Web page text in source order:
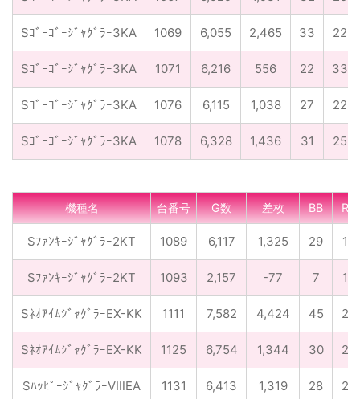
Sｺﾞｰｺﾞｰｼﾞｬｸﾞﾗｰ3KA 1069 6,055 2,465 33 22
Sｺﾞｰｺﾞｰｼﾞｬｸﾞﾗｰ3KA 1071 6,216 556 22 33
Sｺﾞｰｺﾞｰｼﾞｬｸﾞﾗｰ3KA 1076 6,115 1,038 27 22
Sｺﾞｰｺﾞｰｼﾞｬｸﾞﾗｰ3KA 1078 6,328 1,436 31 25
機種名 台番号 G数 差枚 BB RB
Sﾌｧﾝｷｰｼﾞｬｸﾞﾗｰ2KT 1089 6,117 1,325 29 16
Sﾌｧﾝｷｰｼﾞｬｸﾞﾗｰ2KT 1093 2,157 -77 7 10
SﾈｵｱｲﾑｼﾞｬｸﾞﾗｰEX-KK 1111 7,582 4,424 45 22
SﾈｵｱｲﾑｼﾞｬｸﾞﾗｰEX-KK 1125 6,754 1,344 30 23
SﾊｯﾋﾟｰｼﾞｬｸﾞﾗｰVⅢEA 1131 6,413 1,319 28 22